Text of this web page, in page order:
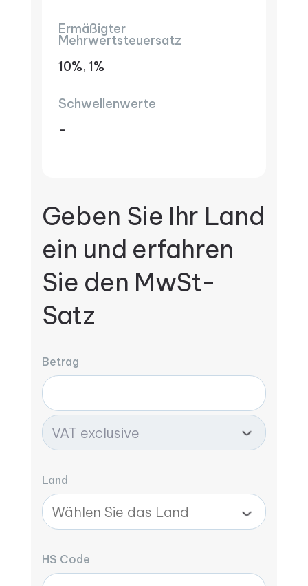
Ermäßigter
Mehrwertsteuersatz
10%, 1%
Schwellenwerte
-
Geben Sie Ihr Land
ein und erfahren
Sie den MwSt-
Satz
Betrag
Land
HS Code